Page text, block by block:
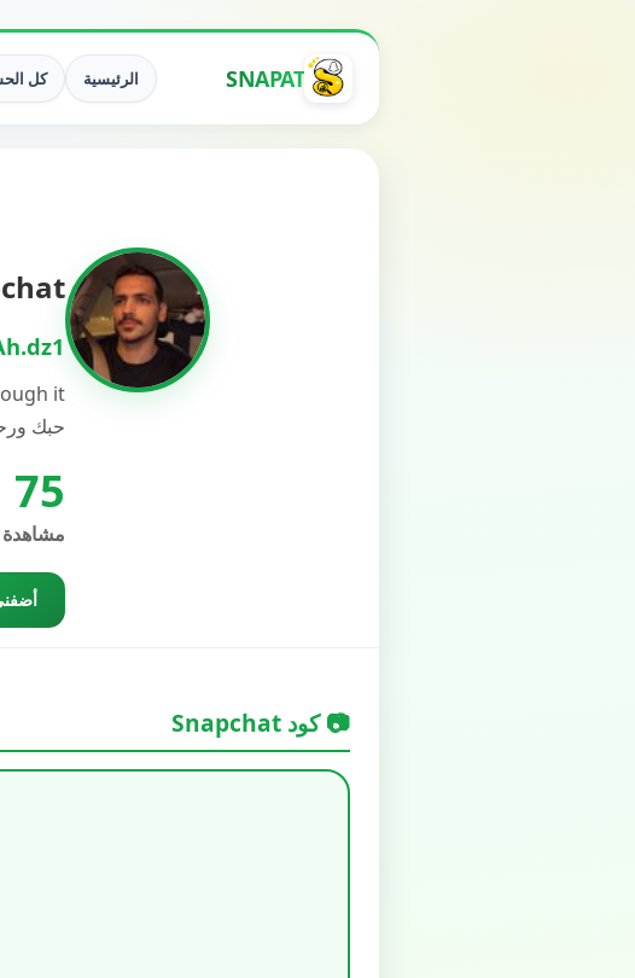
SNAPAT الرئيسية كل
حبك
75
مشاهدة
📷 كود Snapchat